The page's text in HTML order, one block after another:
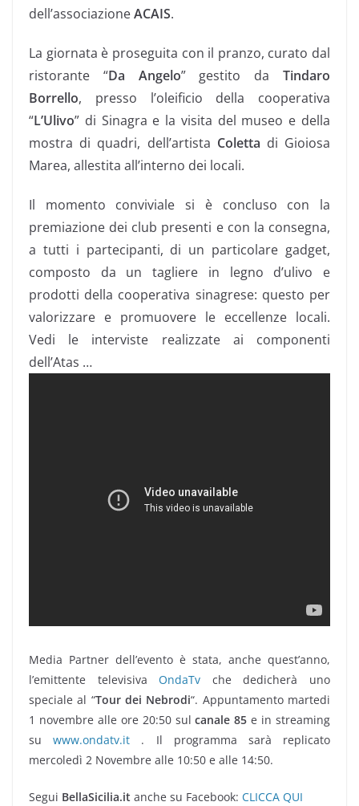
dell’associazioneACAIS.
La giornata è proseguita con il pranzo, curato dal
ristorante “Da Angelo” gestito daTindaro
Borrello, presso l’oleificio della cooperativa
“L’Ulivo” di Sinagra e la visita del museo e della
mostra di quadri, dell’artista Coletta di Gioiosa
Marea, allestita all’interno dei locali.
Il momento conviviale si è concluso con la
premiazione dei club presenti e con la consegna,
a tutti i partecipanti, di un particolare gadget,
composto da un tagliere in legno d’ulivo e
prodotti della cooperativa sinagrese: questo per
valorizzare e promuovere le eccellenze locali.
Vedi le interviste realizzate ai componenti
dell’Atas …
Media Partner dell’evento è stata, anche quest’anno,
l’emittente televisivaOndaTv che dedicherà uno
speciale al “Tour dei Nebrodi“. Appuntamento martedi
1 novembre alle ore 20:50 sulcanale 85 e in streaming
suwww.ondatv.it . Il programma sarà replicato
mercoledì 2 Novembre alle 10:50 e alle 14:50.
Segui BellaSicilia.it anche su Facebook: CLICCA QUI